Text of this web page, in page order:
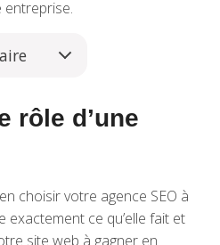
entreprise.
rôle d’une
choisir votre agence SEO à
ce qu’elle fait et
site web à gagner en